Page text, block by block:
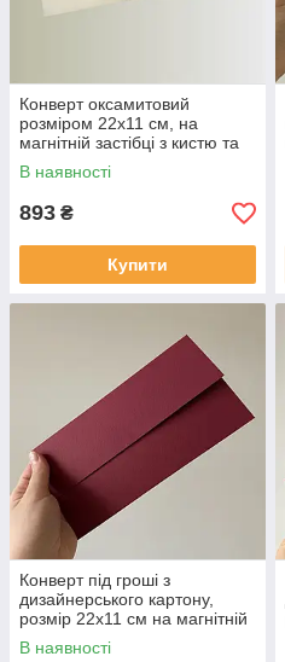
Конверт оксамитовий
розміром 22х11 см, на
магнітній застібці з кистю та
печаткою.
В наявності
893 ₴
Купити
Конверт під гроші з
дизайнерського картону,
розмір 22х11 см на магнітній
застібці.
В наявності